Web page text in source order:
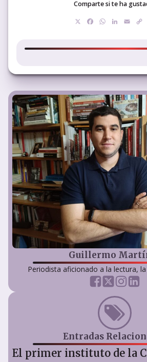
Comparte si te ha
Facebook
WhatsApp
Guillermo
Periodista aficionado a la lectura,
Entradas
El primer instituto de la